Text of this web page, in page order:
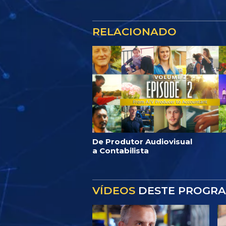
RELACIONADO
De Produtor Audiovisual
a Contabilista
VÍDEOS DESTE